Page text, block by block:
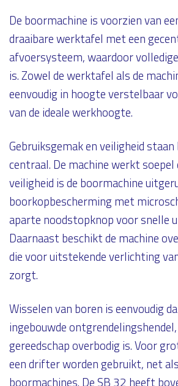
De boormachine is voorzien van
draaibare werktafel met een
afvoersysteem, waardoor
is. Zowel de werktafel als de
eenvoudig in hoogte verstelbaar
van de ideale werkhoogte.
Gebruiksgemak en veiligheid staan
centraal. De machine werkt
veiligheid is de boormachine
boorkopbescherming met
aparte noodstopknop voor snelle
Daarnaast beschikt de machine
die voor uitstekende verlichting
zorgt.
Wisselen van boren is eenvoudig
ingebouwde
gereedschap overbodig is. Voor
een drifter worden gebruikt, net